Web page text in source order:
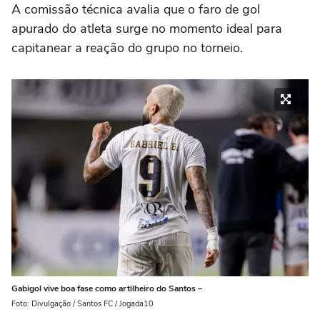
A comissão técnica avalia que o faro de gol
apurado do atleta surge no momento ideal para
capitanear a reação do grupo no torneio.
Gabigol vive boa fase como artilheiro do Santos –
Foto: Divulgação / Santos FC / Jogada10